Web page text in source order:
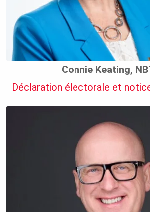
Connie Keating,
Déclaration électorale et